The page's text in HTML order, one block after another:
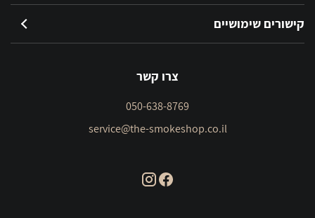
קישורים שימושיים
צרו קשר
050-638-8769
service@the-smokeshop.co.il